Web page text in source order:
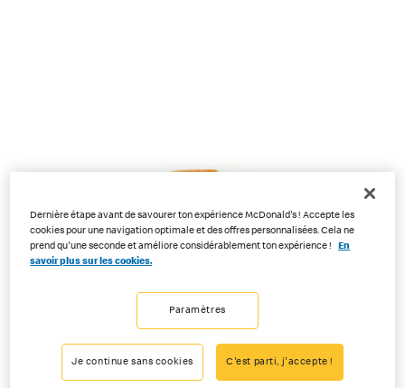
Dernière étape avant de savourer ton expérience McDonald's ! Accepte les
cookies pour une navigation optimale et des offres personnalisées. Cela ne
prend qu'une seconde et améliore considérablement ton expérience !
En
savoir plus sur les cookies.
Paramètres
Je continue sans cookies C'est parti, j'accepte !